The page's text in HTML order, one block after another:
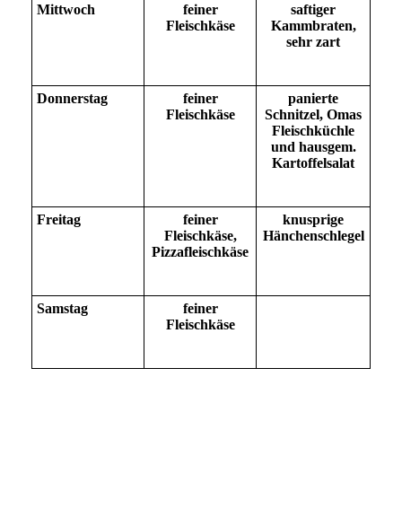
Mittwoch
feiner
Fleischkäse
saftiger
Kammbraten,
sehr zart
Donnerstag
feiner
Fleischkäse
panierte
Schnitzel, Omas
Fleischküchle
und hausgem.
Kartoffelsalat
Freitag
feiner
Fleischkäse,
Pizzafleischkäse
knusprige
Hänchenschlegel
Samstag
feiner
Fleischkäse